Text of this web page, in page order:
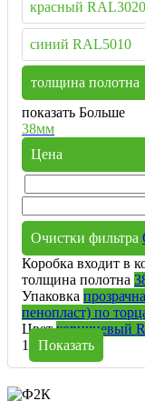
красный RAL3020
синий RAL5010
толщина полотна
показать Больше
38мм
Цена
Очистки фильтра
Коробка входит в
толщина полотна
Упаковка
пенопласт) по
Цвет коричневый
1
Показать